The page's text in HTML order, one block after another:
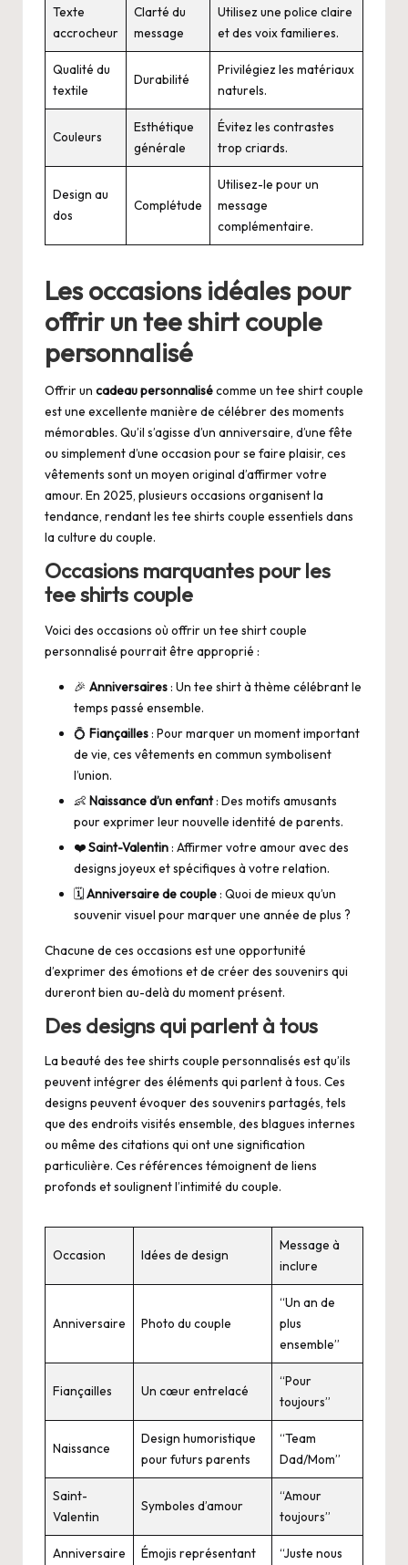
Texte
accrocheur
Clarté du
message
Utilisez une police claire
et des voix familieres.
Qualité du
textile
Durabilité
Privilégiez les matériaux
naturels.
Couleurs
Esthétique
générale
Évitez les contrastes
trop criards.
Design au
dos
Complétude
Utilisez-le pour un
message
complémentaire.
Les occasions idéales pour
offrir un tee shirt couple
personnalisé
Offrir un cadeau personnalisécomme un tee shirt couple
est une excellente manière de célébrer des moments
mémorables. Qu’il s’agisse d’un anniversaire, d’une fête
ou simplement d’une occasion pour se faire plaisir, ces
vêtements sont un moyen original d’affirmer votre
amour. En 2025, plusieurs occasions organisent la
tendance, rendant les tee shirts couple essentiels dans
la culture du couple.
Occasions marquantes pour les
tee shirts couple
Voici des occasions où offrir un tee shirt couple
personnalisé pourrait être approprié :
🎉 Anniversaires: Un tee shirt à thème célébrant le
temps passé ensemble.
💍 Fiançailles: Pour marquer un moment important
de vie, ces vêtements en commun symbolisent
l’union.
👶 Naissance d’un enfant: Des motifs amusants
pour exprimer leur nouvelle identité de parents.
❤️Saint-Valentin: Affirmer votre amour avec des
designs joyeux et spécifiques à votre relation.
🗓️Anniversaire de couple: Quoi de mieux qu’un
souvenir visuel pour marquer une année de plus ?
Chacune de ces occasions est une opportunité
d’exprimer des émotions et de créer des souvenirs qui
dureront bien au-delà du moment présent.
Des designs qui parlent à tous
La beauté des tee shirts couple personnalisés est qu’ils
peuvent intégrer des éléments qui parlent à tous. Ces
designs peuvent évoquer des souvenirs partagés, tels
que des endroits visités ensemble, des blagues internes
ou même des citations qui ont une signification
particulière. Ces références témoignent de liens
profonds et soulignent l’intimité du couple.
Occasion Idées de design
Message à
inclure
Anniversaire Photo du couple
“Un an de
plus
ensemble”
Fiançailles Un cœur entrelacé
“Pour
toujours”
Naissance
Design humoristique
pour futurs parents
“Team
Dad/Mom”
Saint-
Valentin
Symboles d’amour
“Amour
toujours”
Anniversaire
Émojis représentant
“Juste nous